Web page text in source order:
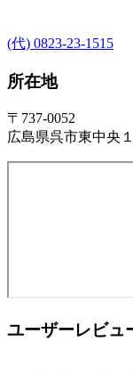
(代) 0823-23-1515
所在地
〒737-0052
広島県呉市東中央
ユーザーレビュ